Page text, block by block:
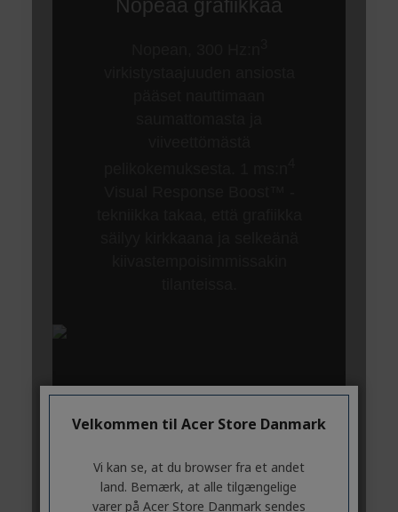
Velkommen til Acer Store Danmark
Vi kan se, at du browser fra et andet
land. Bemærk, at alle tilgængelige
varer på Acer Store Danmark sendes